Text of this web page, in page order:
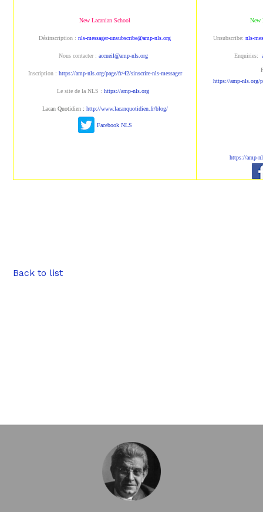
New Lacanian School
Désinscription :nls-messager-unsubscribe@amp-nls.org
Nous contacter : accueil@amp-nls.org
Inscription : https://amp-nls.org/page/fr/42/sinscrire-nls-messager
Le site de la NLS :https://amp-nls.org
Lacan Quotidien: http://www.lacanquotidien.fr/blog/
Facebook NLS
New
Unsubscribe:nls-
Enquiries:
https://amp-nls.org/
https://amp-
Back to list